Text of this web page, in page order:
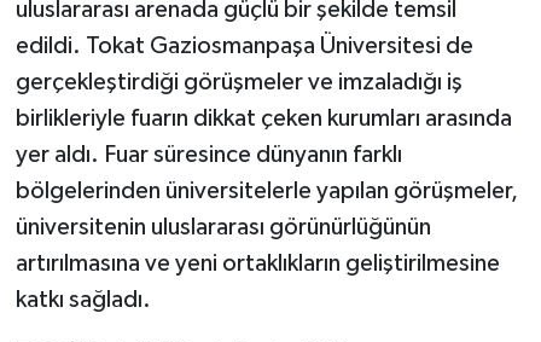
uluslararası arenada güçlü bir şekilde temsil
edildi. Tokat Gaziosmanpaşa Üniversitesi de
gerçekleştirdiği görüşmeler ve imzaladığı iş
birlikleriyle fuarın dikkat çeken kurumları arasında
yer aldı. Fuar süresince dünyanın farklı
bölgelerinden üniversitelerle yapılan görüşmeler,
üniversitenin uluslararası görünürlüğünün
artırılmasına ve yeni ortaklıkların geliştirilmesine
katkı sağladı.